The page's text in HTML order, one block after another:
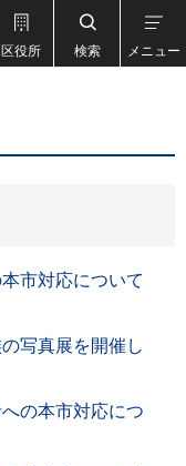
区役所 検索 メニュー
市対応について
写真展を開催し
の本市対応につ